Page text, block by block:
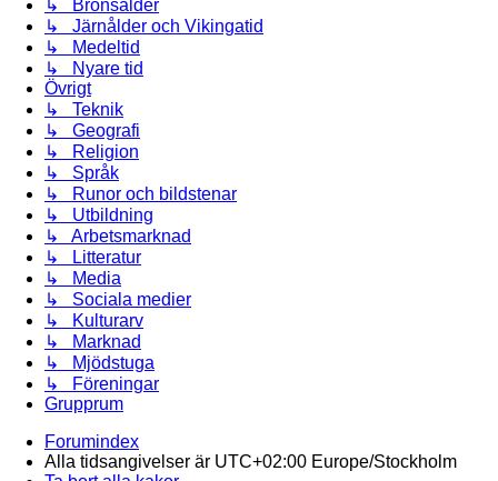
↳ Bronsålder
↳ Järnålder och Vikingatid
↳ Medeltid
↳ Nyare tid
Övrigt
↳ Teknik
↳ Geografi
↳ Religion
↳ Språk
↳ Runor och bildstenar
↳ Utbildning
↳ Arbetsmarknad
↳ Litteratur
↳ Media
↳ Sociala medier
↳ Kulturarv
↳ Marknad
↳ Mjödstuga
↳ Föreningar
Grupprum
Forumindex
Alla tidsangivelser är UTC+02:00 Europe/Stockholm